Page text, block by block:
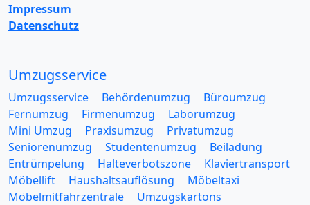
Impressum
Datenschutz
Umzugsservice
Umzugsservice Behördenumzug
Büroumzug
Fernumzug
Firmenumzug
Laborumzug
Mini Umzug
Praxisumzug
Privatumzug
Seniorenumzug
Studentenumzug
Beiladung
Entrümpelung
Halteverbotszone
Klaviertransport
Möbellift
Haushaltsauflösung
Möbeltaxi
Möbelmitfahrzentrale
Umzugskartons